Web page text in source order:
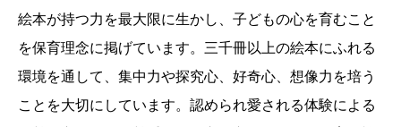
絵本が持つ力を最大限に生かし、子どもの心を育むこと
を保育理念に掲げています。三千冊以上の絵本にふれる
環境を通して、集中力や探究心、好奇心、想像力を培う
ことを大切にしています。認められ愛される体験による